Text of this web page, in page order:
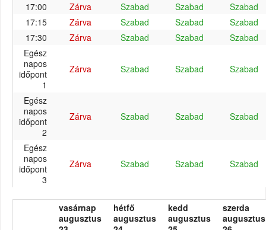
17:00
Zárva Szabad Szabad
Szabad
17:15
Zárva Szabad Szabad
Szabad
17:30
Zárva Szabad Szabad
Szabad
Egész
napos
időpont
1
Zárva Szabad Szabad Szabad
Egész
napos
időpont
2
Zárva Szabad Szabad Szabad
Egész
napos
időpont
3
Zárva Szabad Szabad Szabad
vasárnap
augusztus
hétfő
augusztus
kedd
augusztus
szerda
augusztus